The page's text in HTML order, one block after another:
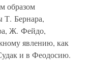
образом
Т. Бернара,
Ж. Фейдо,
явлению, как
и в Феодосию.